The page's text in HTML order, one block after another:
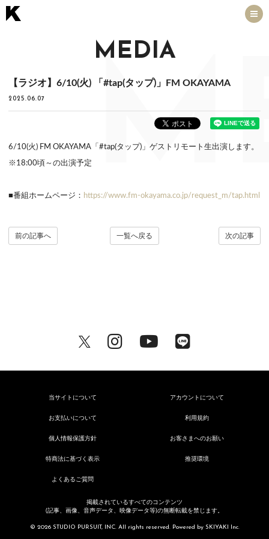
MEDIA
【ラジオ】6/10(火) 「#tap(タップ)」FM OKAYAMA
2025.06.07
6/10(火) FM OKAYAMA「#tap(タップ)」ゲストリモート生出演します。
※18:00頃～の出演予定
■番組ホームページ： https://www.fm-okayama.co.jp/request_m/tap.html
次の記事
一覧へ戻る
前の記事へ
当サイトについて アカウントについて
お支払いについて 利用規約
個人情報保護方針 お客さまへのお願い
特商法に基づく表示 推奨環境
よくあるご質問
掲載されているすべてのコンテンツ
(記事、画像、音声データ、映像データ等)の無断転載を禁じます。
© 2026 STUDIO PURSUIT, INC. All rights reserved. Powered by SKIYAKI Inc.